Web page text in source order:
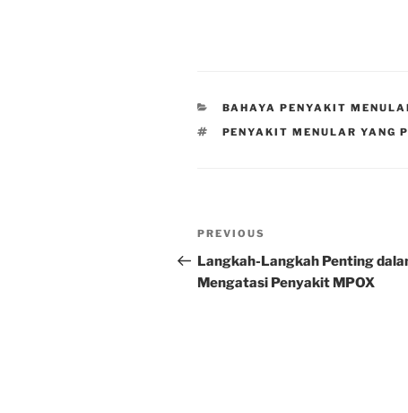
CATEGORIES
BAHAYA PENYAKIT
TAGS
PENYAKIT MENULAR YANG
Post
navigation
Previous
Post
PREVIOUS
Langkah-Langkah Penting
Mengatasi Penyakit MPOX